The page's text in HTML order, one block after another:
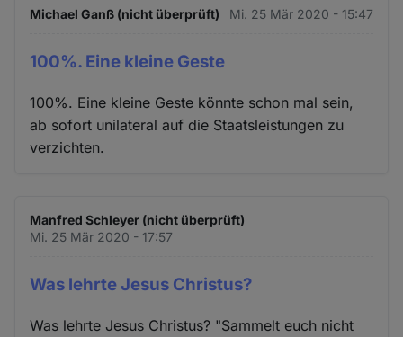
Michael Ganß (nicht überprüft) Mi. 25 Mär 2020 - 15:47
100%. Eine kleine Geste
100%. Eine kleine Geste könnte schon mal sein,
ab sofort unilateral auf die Staatsleistungen zu
verzichten.
Manfred Schleyer (nicht überprüft)
Mi. 25 Mär 2020 - 17:57
Was lehrte Jesus Christus?
Was lehrte Jesus Christus? "Sammelt euch nicht